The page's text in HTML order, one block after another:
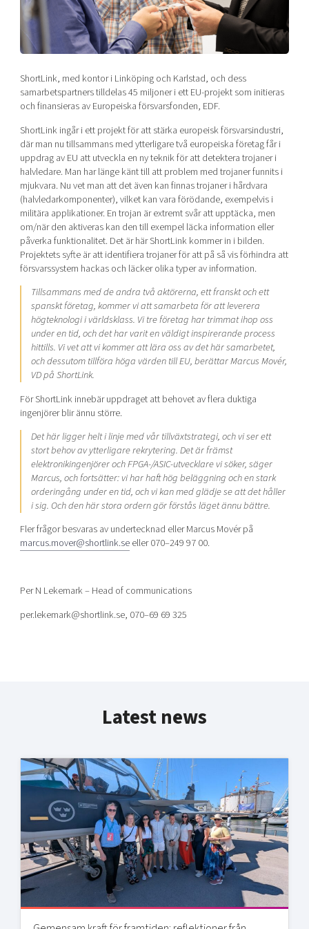
Shaping cities and regions
East Sweden Tech Women
Reversed mentorship
Current offers and activities
Upscaling
Talent & skills
Startup & industry collaboration
Offers to boost your business
Funding opportunities
Our community of companies
Projects
Publications
Project toolbox
Our clusters
Reach out to us
Locations
Today's lunch in Mjärdevi
ShortLink, med kontor i Linköping och Karlstad, och dess
samarbetspartners tilldelas 45 miljoner i ett EU-projekt som initieras
och finansieras av Europeiska försvarsfonden, EDF.
ShortLink ingår i ett projekt för att stärka europeisk försvarsindustri,
där man nu tillsammans med ytterligare två europeiska företag får i
uppdrag av EU att utveckla en ny teknik för att detektera trojaner i
halvledare. Man har länge känt till att problem med trojaner funnits i
mjukvara. Nu vet man att det även kan finnas trojaner i hårdvara
(halvledarkomponenter), vilket kan vara förödande, exempelvis i
militära applikationer. En trojan är extremt svår att upptäcka, men
om/när den aktiveras kan den till exempel läcka information eller
påverka funktionalitet. Det är här ShortLink kommer in i bilden.
Projektets syfte är att identifiera trojaner för att på så vis förhindra att
försvarssystem hackas och läcker olika typer av information.
Tillsammans med de andra två aktörerna, ett franskt och ett
spanskt företag, kommer vi att samarbeta för att leverera
högteknologi i världsklass. Vi tre företag har trimmat ihop oss
under en tid, och det har varit en väldigt inspirerande process
hittills. Vi vet att vi kommer att lära oss av det här samarbetet,
och dessutom tillföra höga värden till EU, berättar Marcus Movér,
VD på ShortLink.
För ShortLink innebär uppdraget att behovet av flera duktiga
ingenjörer blir ännu större.
Det här ligger helt i linje med vår tillväxtstrategi, och vi ser ett
stort behov av ytterligare rekrytering. Det är främst
elektronikingenjörer och FPGA-/ASIC-utvecklare vi söker, säger
Marcus, och fortsätter: vi har haft hög beläggning och en stark
orderingång under en tid, och vi kan med glädje se att det håller
i sig. Och den här stora ordern gör förstås läget ännu bättre.
Fler frågor besvaras av undertecknad eller Marcus Movér på
marcus.mover@shortlink.seeller 070–249 97 00.
Per N Lekemark – Head of communications
per.lekemark@shortlink.se, 070–69 69 325
Latest news